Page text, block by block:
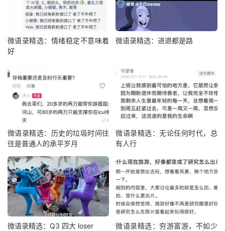
微语录精选：情绪稳定不意味着
好
微语录精选：进退都是路
微语录精选：历史的垃圾时间往
往是普通人的承平岁月
微语录精选：无论任何时代，总
有人行
微语录精选：Q3 四大 loser
微语录精选：穷游富游，不如少